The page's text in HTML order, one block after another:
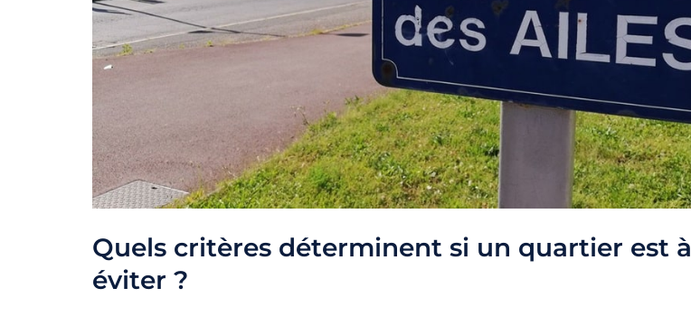
Quels critères déterminent si un quartier est à
éviter ?